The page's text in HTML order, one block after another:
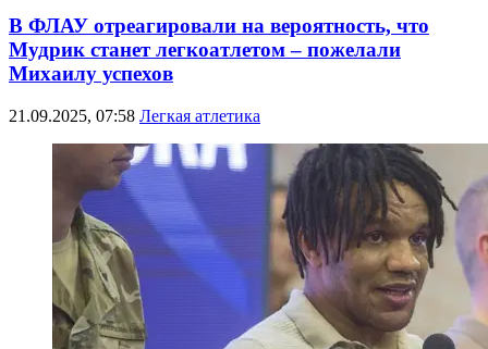
В ФЛАУ отреагировали на вероятность, что
Мудрик станет легкоатлетом – пожелали
Михаилу успехов
21.09.2025, 07:58 Легкая атлетика